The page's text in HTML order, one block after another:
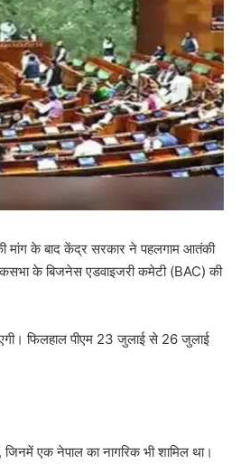
मांग के बाद केंद्र सरकार ने पहलगाम आतंकी
के बिजनेस एडवाइजरी कमेटी (BAC) की
फिलहाल पीएम 23 जुलाई से 26 जुलाई
जिनमें एक नेपाल का नागरिक भी शामिल था।